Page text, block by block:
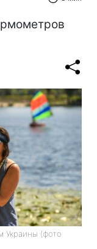
Украины (фото